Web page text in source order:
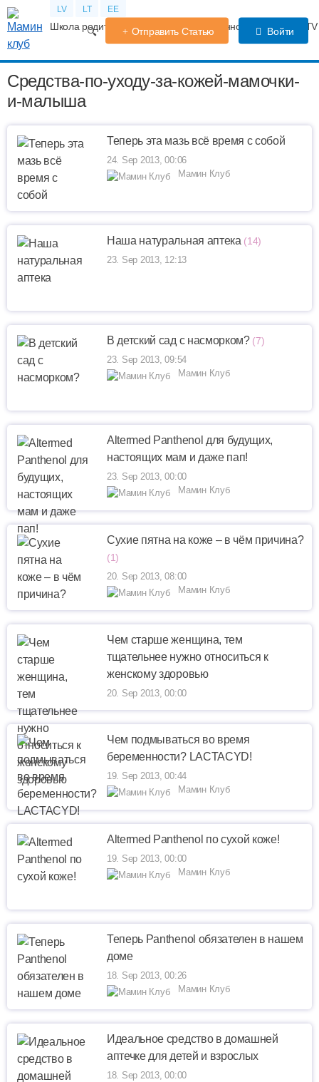
LV LT EE
Школа родителей Календарь беременности Форум
Отправить Статью Войти
Средства-по-уходу-за-кожей-мамочки-
и-малыша
Теперь эта мазь всё время с собой
24. Sep 2013, 00:06
Мамин Клуб
Наша натуральная аптека (14)
23. Sep 2013, 12:13
В детский сад с насморком? (7)
23. Sep 2013, 09:54
Мамин Клуб
Altermed Panthenol для будущих,
настоящих мам и даже пап!
23. Sep 2013, 00:00
Мамин Клуб
Сухие пятна на коже – в чём причина?
(1)
20. Sep 2013, 08:00
Мамин Клуб
Чем старше женщина, тем
тщательнее нужно относиться к
женскому здоровью
20. Sep 2013, 00:00
Чем подмываться во время
беременности? LACTACYD!
19. Sep 2013, 00:44
Мамин Клуб
Altermed Panthenol по сухой коже!
19. Sep 2013, 00:00
Мамин Клуб
Теперь Panthenol обязателен в нашем
доме
18. Sep 2013, 00:26
Мамин Клуб
Идеальное средство в домашней
аптечке для детей и взрослых
18. Sep 2013, 00:00